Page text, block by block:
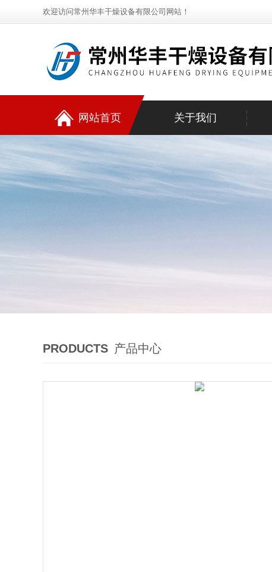
欢迎访问常州华丰干燥设备有限公司网站！
网站首页 关于我们
PRODUCTS 产品中心